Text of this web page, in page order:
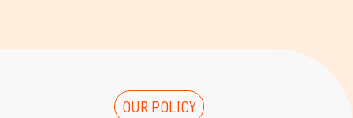
OUR POLICY